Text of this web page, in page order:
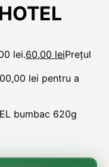
lei.60,00 leiPrețul
lei pentru a
bumbac 620g